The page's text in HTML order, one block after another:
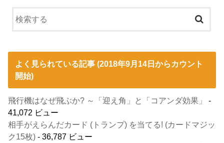
よく見られている記事 (2018年9月14日からカウント
開始)
飛行機はなぜ飛ぶか? ～「迎え角」と「コアンダ効果」
-
41,072 ビュー
相手がえらんだカード (トランプ) を当てる! (カードマジッ
ク15枚) - 36,787 ビュー